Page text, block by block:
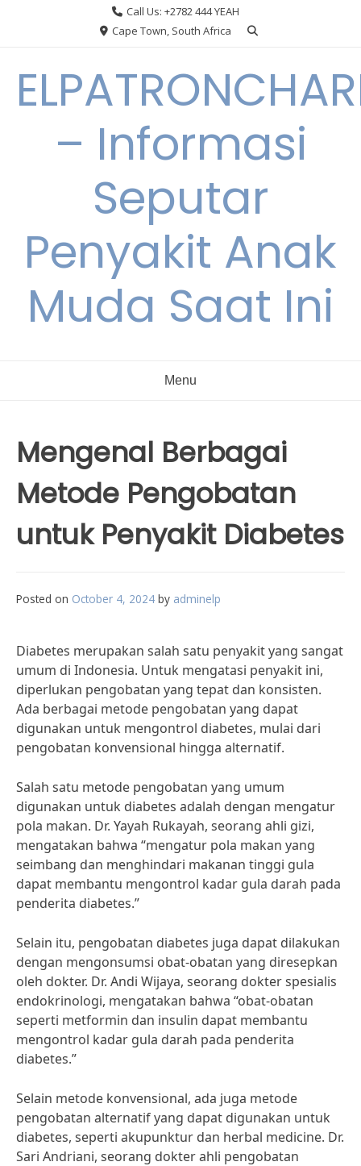
Call Us: +2782 444 YEAH
Cape Town, South Africa
– Informasi
Seputar
Penyakit Anak
Muda Saat Ini
Menu
Mengenal Berbagai
Metode Pengobatan
untuk Penyakit Diabetes
Posted on October 4, 2024 by adminelp
Diabetes merupakan salah satu penyakit yang sangat
umum di Indonesia. Untuk mengatasi penyakit ini,
diperlukan pengobatan yang tepat dan konsisten.
Ada berbagai metode pengobatan yang dapat
digunakan untuk mengontrol diabetes, mulai dari
pengobatan konvensional hingga alternatif.
Salah satu metode pengobatan yang umum
digunakan untuk diabetes adalah dengan mengatur
pola makan. Dr. Yayah Rukayah, seorang ahli gizi,
mengatakan bahwa “mengatur pola makan yang
seimbang dan menghindari makanan tinggi gula
dapat membantu mengontrol kadar gula darah pada
penderita diabetes.”
Selain itu, pengobatan diabetes juga dapat dilakukan
dengan mengonsumsi obat-obatan yang diresepkan
oleh dokter. Dr. Andi Wijaya, seorang dokter spesialis
endokrinologi, mengatakan bahwa “obat-obatan
seperti metformin dan insulin dapat membantu
mengontrol kadar gula darah pada penderita
diabetes.”
Selain metode konvensional, ada juga metode
pengobatan alternatif yang dapat digunakan untuk
diabetes, seperti akupunktur dan herbal medicine. Dr.
Sari Andriani, seorang dokter ahli pengobatan